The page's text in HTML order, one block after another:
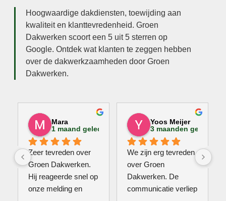
Hoogwaardige dakdiensten, toewijding aan
kwaliteit en klanttevredenheid. Groen
Dakwerken scoort een 5 uit 5 sterren op
Google. Ontdek wat klanten te zeggen hebben
over de dakwerkzaamheden door Groen
Dakwerken.
Mara
1 maand geleden
Zeer tevreden over
Groen Dakwerken.
Hij reageerde snel op
onze melding en
Yoos Meijer
3 maanden geleden
We zijn erg tevreden
over Groen
Dakwerken. De
communicatie verliep